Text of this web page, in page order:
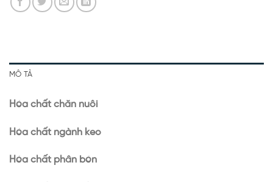
MÔ TẢ
Hóa chất chăn nuôi
Hóa chất ngành keo
Hóa chất phân bón